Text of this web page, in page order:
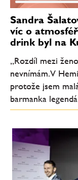
Sandra
víc o
drink byl na
„Rozdíl mezi
nevnímám. V
protože jsem
barmanka